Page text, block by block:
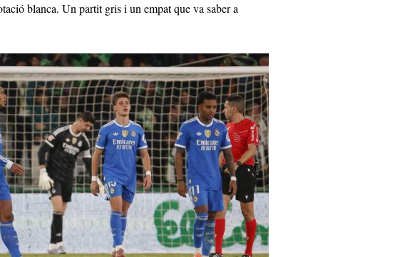
blanca. Un partit gris i un empat que va saber a